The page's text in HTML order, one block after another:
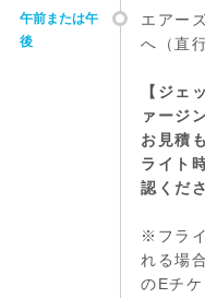
午前または午
後
エアー
へ（直
【ジェ
ァージ
お見積
ライト
認くだ
※フラ
れる場
のEチケ